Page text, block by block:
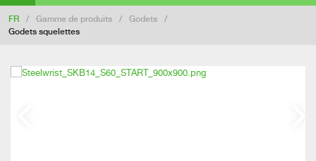
FR / Gamme de produits / Godets
/
Godets squelettes